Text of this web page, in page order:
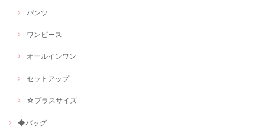
パンツ
ワンピース
オールインワン
セットアップ
☆プラスサイズ
◆バッグ